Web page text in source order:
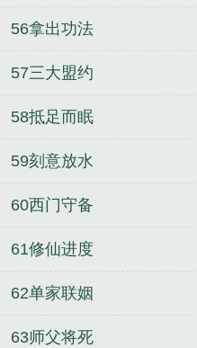
56拿出功法
57三大盟约
58抵足而眠
59刻意放水
60西门守备
61修仙进度
62单家联姻
63师父将死